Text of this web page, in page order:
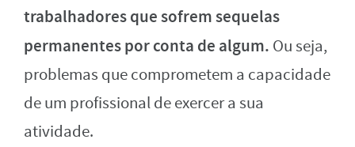
trabalhadores que sofrem sequelas
permanentes por conta de algum. Ou seja,
problemas que comprometem a capacidade
de um profissional de exercer a sua
atividade.